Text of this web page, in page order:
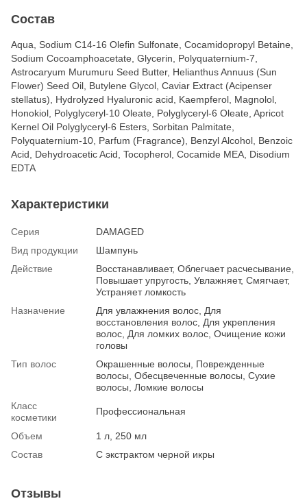
Состав
Aqua, Sodium C14-16 Olefin Sulfonate, Cocamidopropyl Betaine,
Sodium Cocoamphoacetate, Glycerin, Polyquaternium-7,
Astrocaryum Murumuru Seed Butter, Helianthus Annuus (Sun
Flower) Seed Oil, Butylene Glycol, Caviar Extract (Acipenser
stellatus), Hydrolyzed Hyaluronic acid, Kaempferol, Magnolol,
Honokiol, Polyglyceryl-10 Oleate, Polyglyceryl-6 Oleate, Apricot
Kernel Oil Polyglyceryl-6 Esters, Sorbitan Palmitate,
Polyquaternium-10, Parfum (Fragrance), Benzyl Alcohol, Benzoic
Acid, Dehydroacetic Acid, Tocopherol, Cocamide MEA, Disodium
EDTA
Характеристики
Серия
DAMAGED
Вид продукции
Шампунь
Действие
Восстанавливает, Облегчает расчесывание,
Повышает упругость, Увлажняет, Смягчает,
Устраняет ломкость
Назначение
Для увлажнения волос, Для
восстановления волос, Для укрепления
волос, Для ломких волос, Очищение кожи
головы
Тип волос
Окрашенные волосы, Поврежденные
волосы, Обесцвеченные волосы, Сухие
волосы, Ломкие волосы
Класс
косметики
Профессиональная
Объем
1 л, 250 мл
Состав
С экстрактом черной икры
Отзывы